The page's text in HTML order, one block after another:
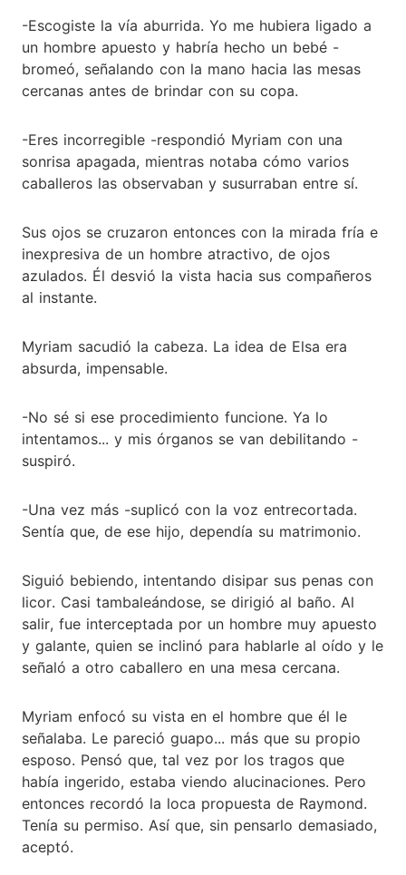
-Escogiste la vía aburrida. Yo me hubiera ligado a
un hombre apuesto y habría hecho un bebé -
bromeó, señalando con la mano hacia las mesas
cercanas antes de brindar con su copa.
-Eres incorregible -respondió Myriam con una
sonrisa apagada, mientras notaba cómo varios
caballeros las observaban y susurraban entre sí.
Sus ojos se cruzaron entonces con la mirada fría e
inexpresiva de un hombre atractivo, de ojos
azulados. Él desvió la vista hacia sus compañeros
al instante.
Myriam sacudió la cabeza. La idea de Elsa era
absurda, impensable.
-No sé si ese procedimiento funcione. Ya lo
intentamos... y mis órganos se van debilitando -
suspiró.
-Una vez más -suplicó con la voz entrecortada.
Sentía que, de ese hijo, dependía su matrimonio.
Siguió bebiendo, intentando disipar sus penas con
licor. Casi tambaleándose, se dirigió al baño. Al
salir, fue interceptada por un hombre muy apuesto
y galante, quien se inclinó para hablarle al oído y le
señaló a otro caballero en una mesa cercana.
Myriam enfocó su vista en el hombre que él le
señalaba. Le pareció guapo... más que su propio
esposo. Pensó que, tal vez por los tragos que
había ingerido, estaba viendo alucinaciones. Pero
entonces recordó la loca propuesta de Raymond.
Tenía su permiso. Así que, sin pensarlo demasiado,
aceptó.